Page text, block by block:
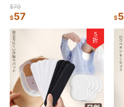
收納盒 收納櫃 置物盒 抽屜櫃
日創生活
$70
$57 $5
5
折